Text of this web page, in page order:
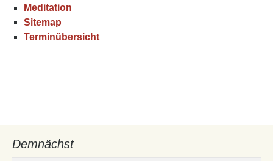
Meditation
Sitemap
Terminübersicht
Demnächst